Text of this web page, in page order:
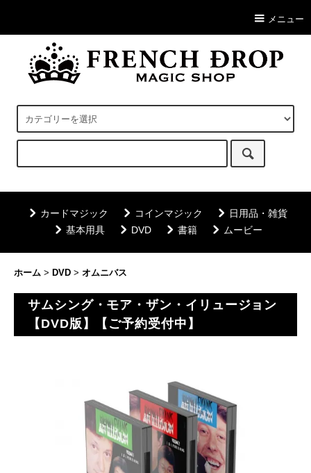
メニュー
カードマジック コインマジック
日用品・雑貨
基本用具
DVD 書籍 ムービー
ホーム > DVD > オムニバス
サムシング・モア・ザン・イリュージョン
【DVD版】【ご予約受付中】